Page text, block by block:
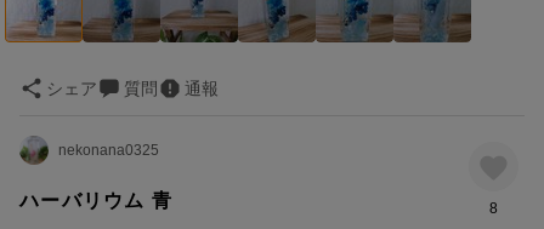
シェア 質問 通報
nekonana0325
ハーバリウム 青 8